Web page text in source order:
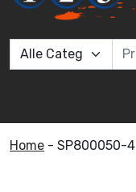
Home - SP800050-4